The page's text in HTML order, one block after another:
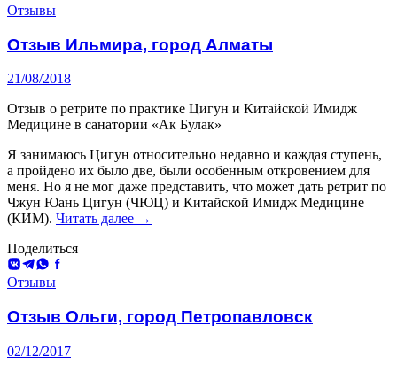
Отзывы
Отзыв Ильмира, город Алматы
21/08/2018
Отзыв о ретрите по практике Цигун и Китайской Имидж
Медицине в санатории «Ак Булак»
Я занимаюсь Цигун относительно недавно и каждая ступень,
а пройдено их было две, были особенным откровением для
меня. Но я не мог даже представить, что может дать ретрит по
Чжун Юань Цигун (ЧЮЦ) и Китайской Имидж Медицине
(КИМ). Читать далее Отзыв
→
Поделиться
ВКонтакте
Telegram
WhatsApp
Facebook
Отзывы
Отзыв Ольги, город Петропавловск
02/12/2017